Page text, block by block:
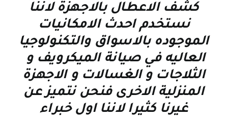
كشف الاعطال بالاجهزة لاننا
نستخدم احدث الامكانيات
الموجوده بالاسواق والتكنولوجيا
العاليه في صيانة الميكرويف و
الثلاجات و الغسالات و الاجهزة
المنزلية الاخرى فنحن نتميز عن
غيرنا كثيرا لاننا اول خبراء